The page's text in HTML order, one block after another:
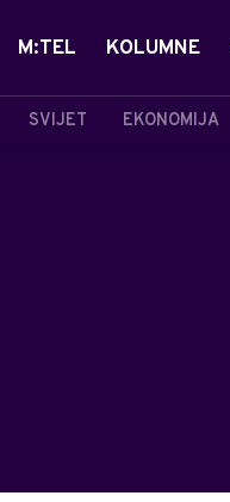
SVIJET EKONOMIJA
M:TEL KOLUMNE